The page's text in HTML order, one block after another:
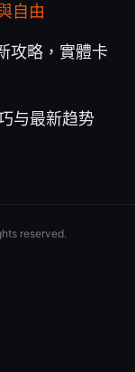
自由
攻略，實體卡
与最新趋势
reserved.